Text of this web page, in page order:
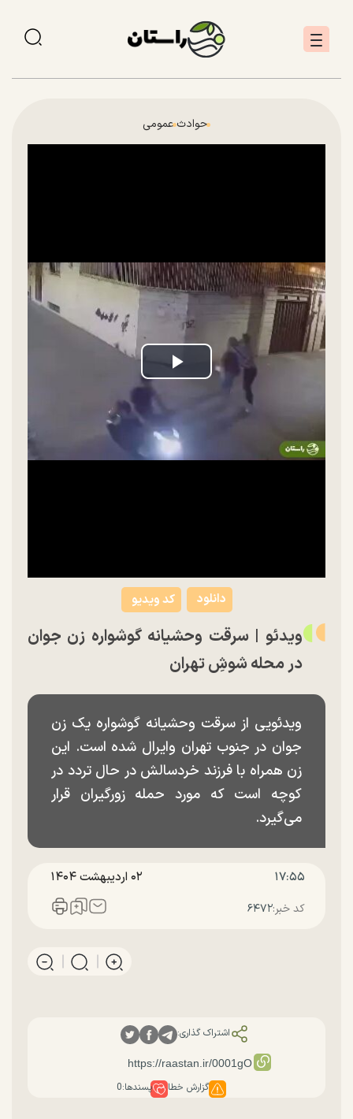
حوادث عمومی
Play
Video
کد ویدیو دانلود
ویدئو | سرقت وحشیانه گوشواره زن جوان
در محله شوشِ تهران
ویدئویی از سرقت وحشیانه گوشواره یک زن
جوان در جنوب تهران وایرال شده است. این
زن همراه با فرزند خردسالش در حال تردد در
کوچه است که مورد حمله زورگیران قرار
می‌گیرد.
۱۷:۵۵ ۰۲ ارديبهشت ۱۴۰۴
کد خبر:۶۴۷۲
اشتراک گذاری:
گزارش خطا پسندها:0